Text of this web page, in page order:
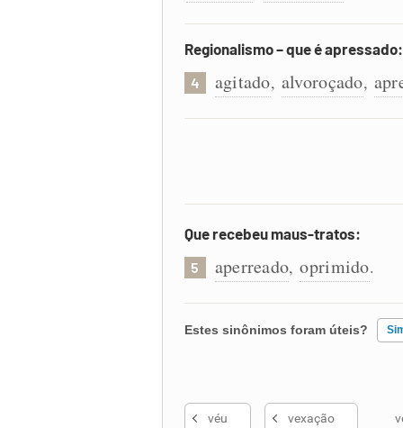
Regionalismo – que é apressado:
4 agitado, alvoroçado,
Que recebeu maus-tratos:
5 aperreado, oprimido.
Estes sinônimos foram úteis?
Nenhum dos sinônimos
véu vexação